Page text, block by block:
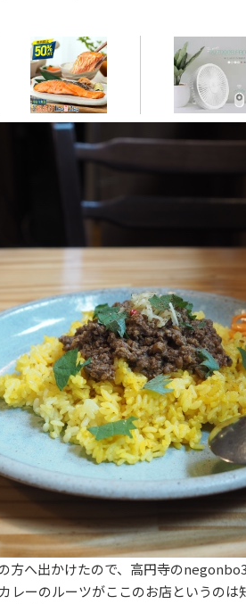
方へ出かけたので、高円寺の
レーのルーツがここのお店というの